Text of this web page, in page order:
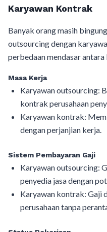
Karyawan Kontrak
Banyak orang masih
outsourcing dengan
perbedaan mendasar antara
Masa Kerja
Karyawan outsourcing:
kontrak perusahaan
Karyawan kontrak:
dengan perjanjian kerja.
Sistem Pembayaran Gaji
Karyawan outsourcing:
penyedia jasa dengan
Karyawan kontrak: Gaji
perusahaan tanpa